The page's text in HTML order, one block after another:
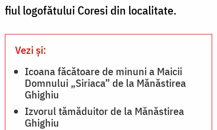
fiul logofătului Coresi din localitate.
Vezi și:
Icoana făcătoare de minuni a Maicii
Domnului „Siriaca” de la Mănăstirea
Ghighiu
Izvorul tămăduitor de la Mănăstirea
Ghighiu